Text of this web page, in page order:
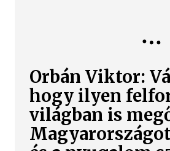
Orbán Viktor:
hogy ilyen
világban is